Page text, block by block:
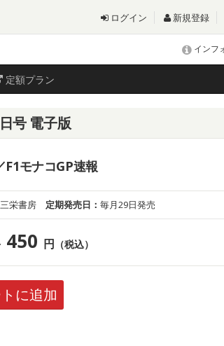
ログイン 新規登録
インフ
定額プラン
号 電子版
モナコGP速報
三栄書房 定期発売日：毎月29日発売
450 円 （税込）
に追加